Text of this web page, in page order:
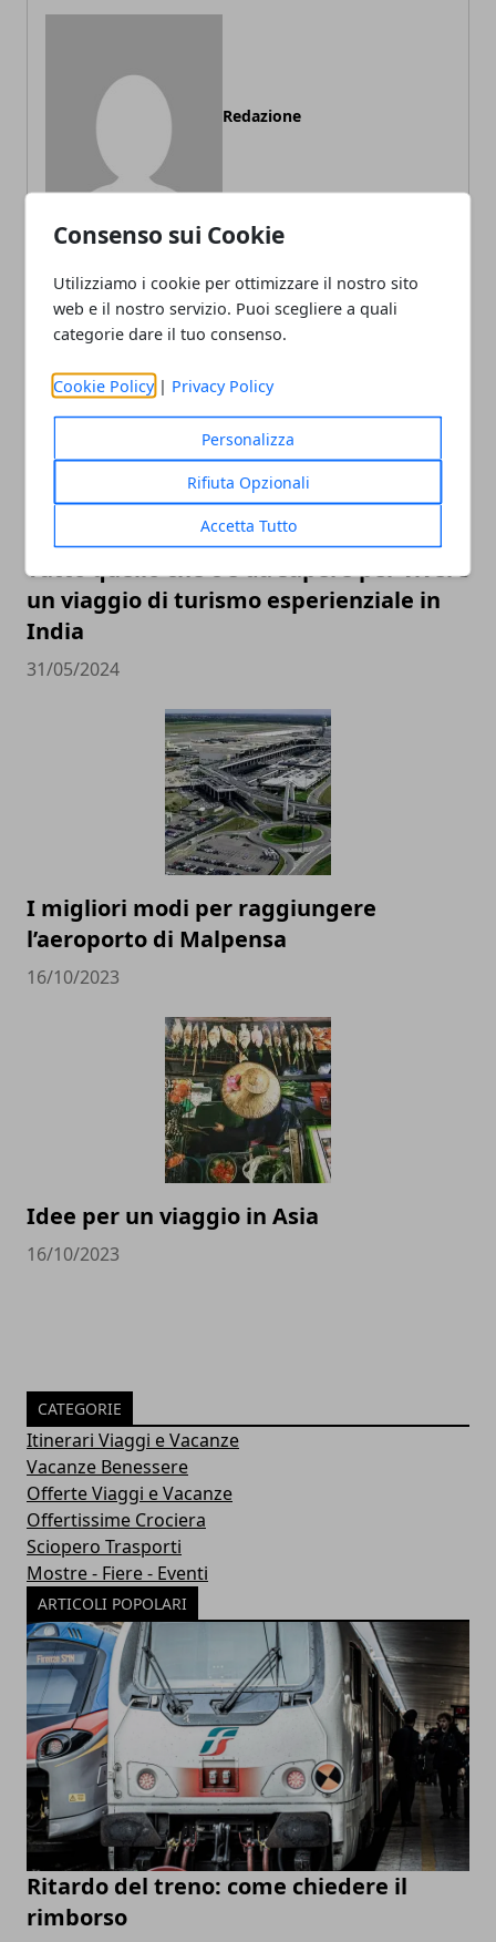
Consenso sui Cookie
Utilizziamo i cookie per ottimizzare il nostro sito
web e il nostro servizio. Puoi scegliere a quali
categorie dare il tuo consenso.
Cookie Policy | Privacy Policy
Personalizza
Rifiuta Opzionali
Accetta Tutto
Redazione
ARTICOLI CORRELATI
Tutto quello che c'è da sapere per vivere
un viaggio di turismo esperienziale in
India
31/05/2024
I migliori modi per raggiungere
l’aeroporto di Malpensa
16/10/2023
Idee per un viaggio in Asia
16/10/2023
CATEGORIE
Itinerari Viaggi e Vacanze
Vacanze Benessere
Offerte Viaggi e Vacanze
Offertissime Crociera
Sciopero Trasporti
Mostre - Fiere - Eventi
ARTICOLI POPOLARI
Ritardo del treno: come chiedere il
rimborso